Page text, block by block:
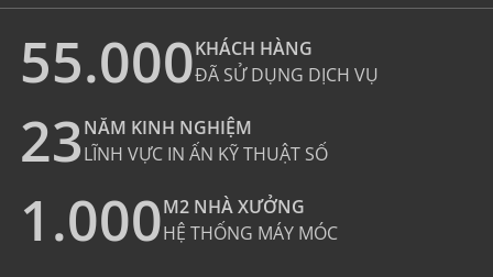
55.000KHÁCH HÀNG
ĐÃ SỬ DỤNG DỊCH VỤ
23NĂM KINH NGHIỆM
LĨNH VỰC IN ẤN KỸ THUẬT SỐ
1.000M2 NHÀ XƯỞNG
HỆ THỐNG MÁY MÓC